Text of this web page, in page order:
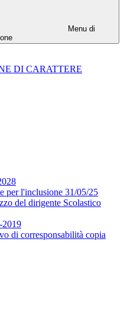
Menu di
DI CARATTERE
per l'inclusione 31/05/25
del dirigente Scolastico
2019
di corresponsabilità copia